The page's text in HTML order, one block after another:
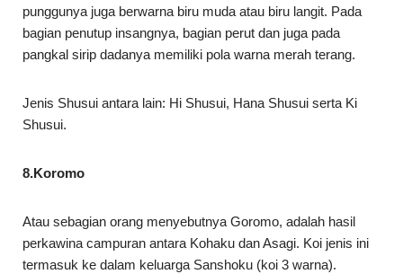
punggunya juga berwarna biru muda atau biru langit. Pada
bagian penutup insangnya, bagian perut dan juga pada
pangkal sirip dadanya memiliki pola warna merah terang.
Jenis Shusui antara lain: Hi Shusui, Hana Shusui serta Ki
Shusui.
8.Koromo
Atau sebagian orang menyebutnya Goromo, adalah hasil
perkawina campuran antara Kohaku dan Asagi. Koi jenis ini
termasuk ke dalam keluarga Sanshoku (koi 3 warna).